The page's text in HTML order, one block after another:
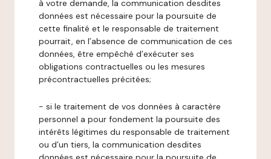
à votre demande, la communication desdites
données est nécessaire pour la poursuite de
cette finalité et le responsable de traitement
pourrait, en l’absence de communication de ces
données, être empêché d’exécuter ses
obligations contractuelles ou les mesures
précontractuelles précitées;
- si le traitement de vos données à caractère
personnel a pour fondement la poursuite des
intérêts légitimes du responsable de traitement
ou d’un tiers, la communication desdites